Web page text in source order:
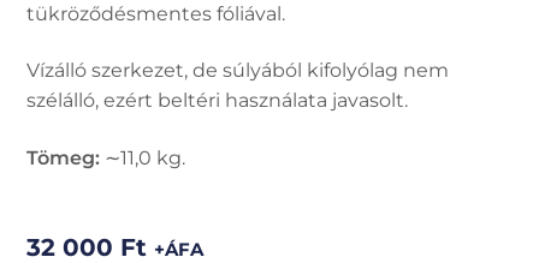
tükröződésmentes fóliával.
Vízálló szerkezet, de súlyából kifolyólag nem
szélálló, ezért beltéri használata javasolt.
Tömeg: ∼11,0 kg.
32 000 Ft +ÁFA